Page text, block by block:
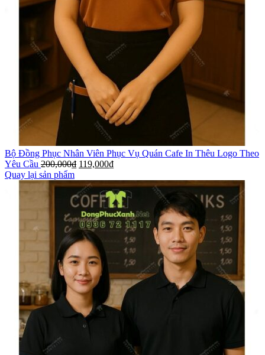
Bộ Đồng Phục Nhân Viên Phục Vụ Quán Cafe In Thêu Logo Theo
Yêu Cầu 200,000₫ 119,000₫
Quay lại sản phẩm